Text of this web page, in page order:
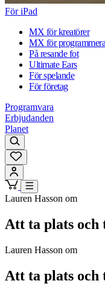
För iPad
MX för kreatörer
MX för
På resande fot
Ultimate Ears
För spelande
För företag
Programvara
Erbjudanden
Planet
Lauren Hasson om
Att ta plats och
Lauren Hasson om
Att ta plats och